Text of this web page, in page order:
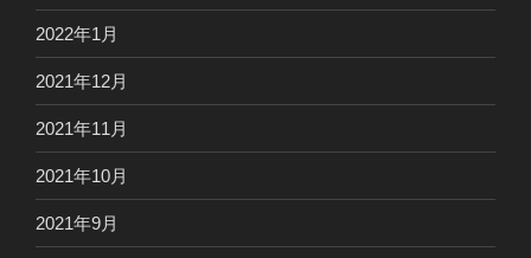
2022年1月
2021年12月
2021年11月
2021年10月
2021年9月